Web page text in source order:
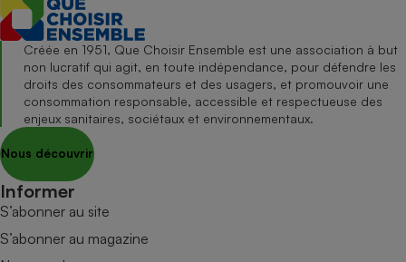
Créée en 1951, Que Choisir Ensemble est une association à but
non lucratif qui agit, en toute indépendance, pour défendre les
droits des consommateurs et des usagers, et promouvoir une
consommation responsable, accessible et respectueuse des
enjeux sanitaires, sociétaux et environnementaux.
Nous découvrir
Informer
S’abonner au site
S’abonner au magazine